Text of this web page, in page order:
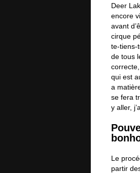
Deer
encore
avant
cirque
te-tiens-
de tous
qui est
a
se fera
y aller,
Le
partir